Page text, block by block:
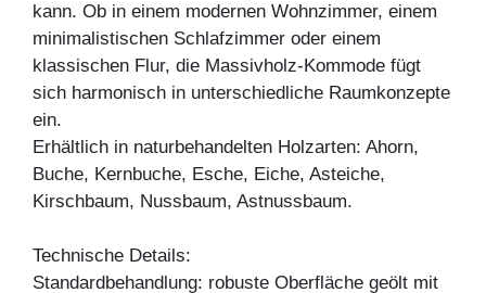
kann. Ob in einem modernen Wohnzimmer, einem
minimalistischen Schlafzimmer oder einem
klassischen Flur, die Massivholz-Kommode fügt
sich harmonisch in unterschiedliche Raumkonzepte
ein.
Erhältlich in naturbehandelten Holzarten: Ahorn,
Buche, Kernbuche, Esche, Eiche, Asteiche,
Kirschbaum, Nussbaum, Astnussbaum.
Technische Details:
Standardbehandlung: robuste Oberfläche geölt mit